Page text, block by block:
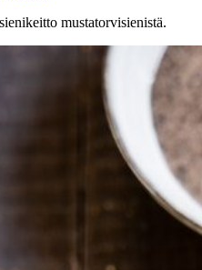
mustatorvisienistä.